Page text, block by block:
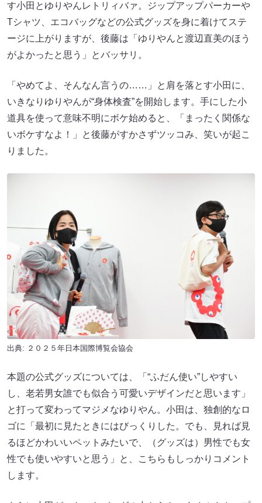
す小田とゆりやんレトリィバァ。ジップアップパーカーや
Tシャツ、エコバッグなどの公式グッズを身に着けてステ
ージに上がりますが、後藤は「ゆりやんと渡辺直美のほう
がよかったと思う」とバッサリ。
「やめてよ、そんなん言うの……」と肩を落とす小田に、
いきなりゆりやんが“身体検査”を開始します。手にした小
道具を使って意味不明にボケ始めると、「まったく関係な
いボケすなよ！」と後藤がすかさずツッコみ、笑いが起こ
りました。
出典: ２０２５年日本国際博覧会協会
本題の公式グッズについては、「“ふだん使い”しやすい
し、老若男女誰でも似合う可愛いデザインだと思います」
と打って変わってマジメなゆりやん。小田は、独創的なロ
ゴに「最初に見たときにはびっくりした。でも、見れば見
るほどかわいいペットみたいで、（グッズは）男性でも女
性でも使いやすいと思う」と、こちらもしっかりコメント
します。